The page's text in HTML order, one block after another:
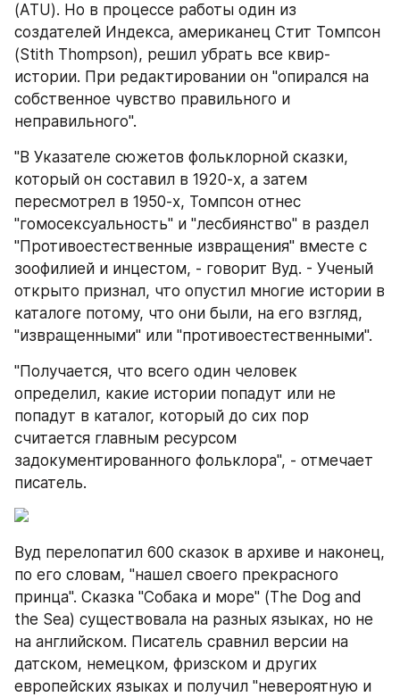
(ATU). Но в процессе работы один из
создателей Индекса, американец Стит Томпсон
(Stith Thompson), решил убрать все квир-
истории. При редактировании он "опирался на
собственное чувство правильного и
неправильного".
"В Указателе сюжетов фольклорной сказки,
который он составил в 1920-х, а затем
пересмотрел в 1950-х, Томпсон отнес
"гомосексуальность" и "лесбиянство" в раздел
"Противоестественные извращения" вместе с
зоофилией и инцестом, - говорит Вуд. - Ученый
открыто признал, что опустил многие истории в
каталоге потому, что они были, на его взгляд,
"извращенными" или "противоестественными".
"Получается, что всего один человек
определил, какие истории попадут или не
попадут в каталог, который до сих пор
считается главным ресурсом
задокументированного фольклора", - отмечает
писатель.
Вуд перелопатил 600 сказок в архиве и наконец,
по его словам, "нашел своего прекрасного
принца". Сказка "Собака и море" (The Dog and
the Sea) существовала на разных языках, но не
на английском. Писатель сравнил версии на
датском, немецком, фризском и других
европейских языках и получил "невероятную и